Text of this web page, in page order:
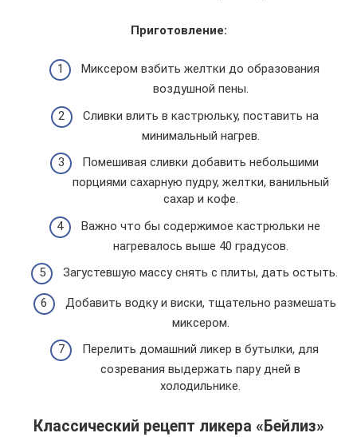
Приготовление:
Миксером взбить желтки до образования
воздушной пены.
Сливки влить в кастрюльку, поставить на
минимальный нагрев.
Помешивая сливки добавить небольшими
порциями сахарную пудру, желтки, ванильный
сахар и кофе.
Важно что бы содержимое кастрюльки не
нагревалось выше 40 градусов.
Загустевшую массу снять с плиты, дать остыть.
Добавить водку и виски, тщательно размешать
миксером.
Перелить домашний ликер в бутылки, для
созревания выдержать пару дней в
холодильнике.
Классический рецепт ликера «Бейлиз»